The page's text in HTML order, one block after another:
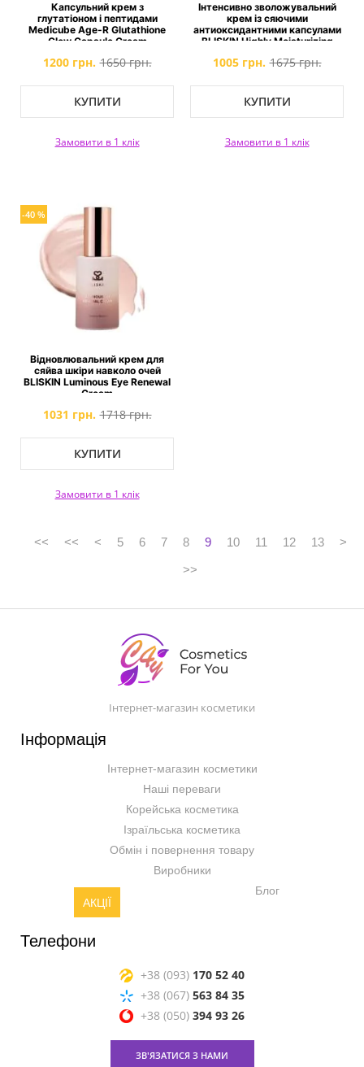
Капсульний крем з
глутатіоном і пептидами
Medicube Age-R Glutathione
Glow Capsule Cream
1200 грн. 1650 грн.
КУПИТИ
Замовити в 1 клік
Інтенсивно зволожувальний
крем із сяючими
антиоксидантними капсулами
BLISKIN Highly Moisturizing
Antioxidant Oil Capsules
1005 грн. 1675 грн.
КУПИТИ
Замовити в 1 клік
-40 %
Відновлювальний крем для
сяйва шкіри навколо очей
BLISKIN Luminous Eye Renewal
Cream
1031 грн. 1718 грн.
КУПИТИ
Замовити в 1 клік
<< << < 5 6 7 8 9 10 11 12 13
>
>>
Інтернет-магазин косметики
Інформація
Інтернет-магазин косметики
Наші переваги
Корейська косметика
Ізраїльська косметика
Обмін і повернення товару
Виробники
АКЦІЇ
Блог
Телефони
+38 (093) 170 52 40
+38 (067) 563 84 35
+38 (050) 394 93 26
ЗВ'ЯЗАТИСЯ З НАМИ